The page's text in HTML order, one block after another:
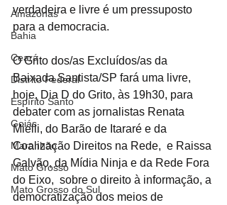
Amazonas
Bahia
Ceará
Distrito Federal
Espírito Santo
Goiás
Maranhão
Mato Grosso
Mato Grosso do Sul
verdadeira e livre é um pressuposto
para a democracia.
O Grito dos/as Excluídos/as da
Baixada Santista/SP fará uma livre,
hoje, Dia D do Grito, às 19h30, para
debater com as jornalistas Renata
Mielli, do Barão de Itararé e da
Coalização Direitos na Rede,  e Raissa
Galvão, da Mídia Ninja e da Rede Fora
do Eixo,  sobre o direito à informação, a
democratização dos meios de